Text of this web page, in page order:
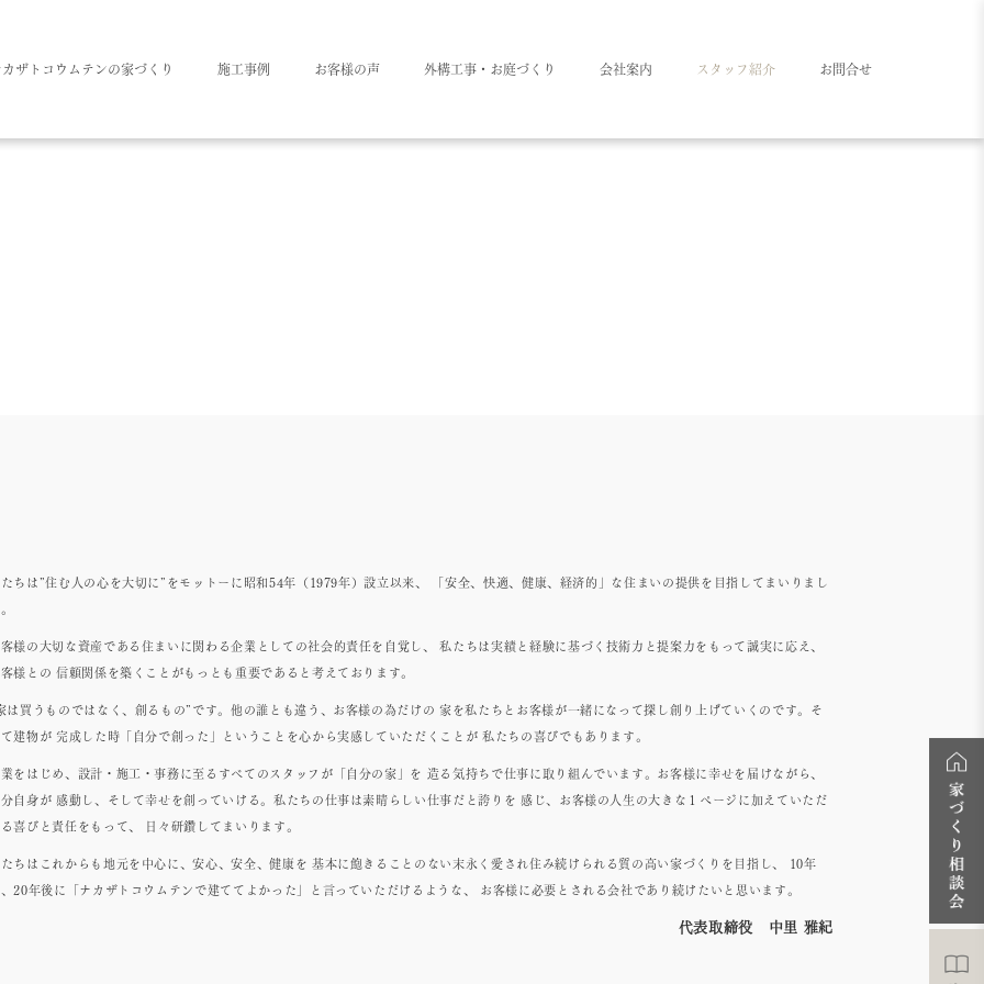
カザトコウムテンの家づくり 施工事例 お客様の声 外構工事・お庭づくり 会社案内 スタッフ紹介 お問合せ
ちは”住む人の心を大切に”をモットーに昭和54年（1979年）設立以来、 「安全、快適、健康、経済的」な住まいの提供を目指してまいりまし
様の大切な資産である住まいに関わる企業としての社会的責任を自覚し、 私たちは実績と経験に基づく技術力と提案力をもって誠実に応え、
様との 信頼関係を築くことがもっとも重要であると考えております。
は買うものではなく、創るもの”です。他の誰とも違う、お客様の為だけの 家を私たちとお客様が一緒になって探し創り上げていくのです。そ
建物が 完成した時「自分で創った」ということを心から実感していただくことが 私たちの喜びでもあります。
をはじめ、設計・施工・事務に至るすべてのスタッフが「自分の家」を 造る気持ちで仕事に取り組んでいます。お客様に幸せを届けながら、
自身が 感動し、そして幸せを創っていける。私たちの仕事は素晴らしい仕事だと誇りを 感じ、お客様の人生の大きな１ページに加えていただ
喜びと責任をもって、 日々研鑽してまいります。
ちはこれからも地元を中心に、安心、安全、健康を 基本に飽きることのない末永く愛され住み続けられる質の高い家づくりを目指し、 10年
20年後に「ナカザトコウムテンで建ててよかった」と言っていただけるような、 お客様に必要とされる会社であり続けたいと思います。
代表取締役 中里 雅紀